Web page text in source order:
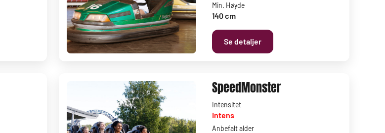
Min. Høyde
140 cm
Se detaljer
SpeedMonster
Intensitet
Intens
Anbefalt alder